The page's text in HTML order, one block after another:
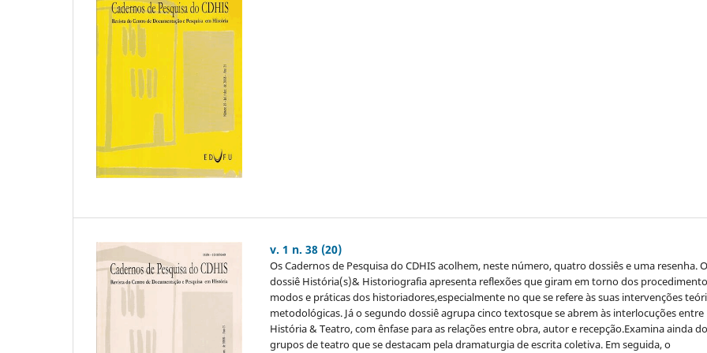
v. 1 n. 38 (20)
Os Cadernos de Pesquisa do CDHIS acolhem, neste número, quatro dossiês e uma resenha. O
dossiê História(s)& Historiografia apresenta reflexões que giram em torno dos
modos e práticas dos historiadores,especialmente no que se refere às suas intervenções
metodológicas. Já o segundo dossiê agrupa cinco textosque se abrem às interlocuções entre
História & Teatro, com ênfase para as relações entre obra, autor e recepção.Examina ainda
grupos de teatro que se destacam pela dramaturgia de escrita coletiva. Em seguida, o